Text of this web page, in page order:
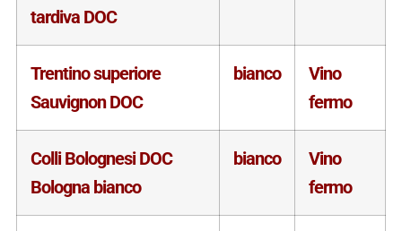
tardiva DOC
Trentino superiore
Sauvignon DOC
bianco
Vino
fermo
Colli Bolognesi DOC
Bologna bianco
bianco
Vino
fermo